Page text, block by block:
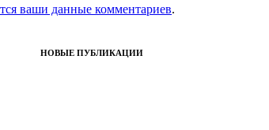
ваши данные комментариев.
НОВЫЕ ПУБЛИКАЦИИ